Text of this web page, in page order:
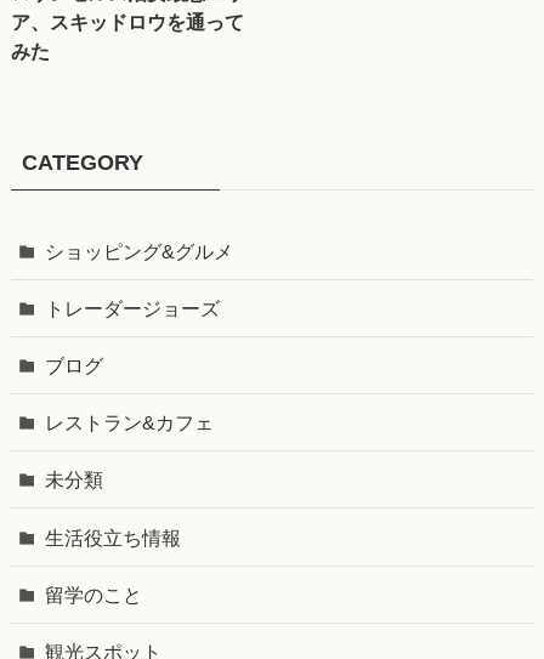
ア、スキッドロウを通って
みた
CATEGORY
ショッピング&グルメ
トレーダージョーズ
ブログ
レストラン&カフェ
未分類
生活役立ち情報
留学のこと
観光スポット